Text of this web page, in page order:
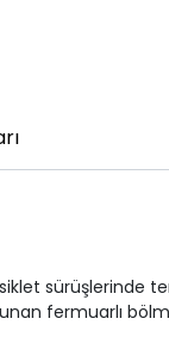
sürüşlerinde
fermuarlı